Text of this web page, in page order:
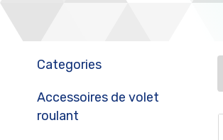
Categories
Accessoires de volet
roulant